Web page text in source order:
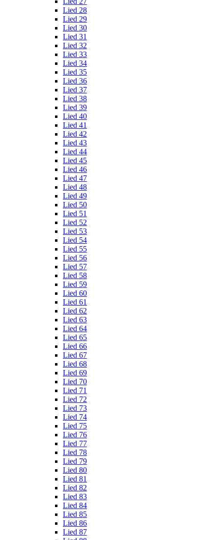
Lied 28
Lied 29
Lied 30
Lied 31
Lied 32
Lied 33
Lied 34
Lied 35
Lied 36
Lied 37
Lied 38
Lied 39
Lied 40
Lied 41
Lied 42
Lied 43
Lied 44
Lied 45
Lied 46
Lied 47
Lied 48
Lied 49
Lied 50
Lied 51
Lied 52
Lied 53
Lied 54
Lied 55
Lied 56
Lied 57
Lied 58
Lied 59
Lied 60
Lied 61
Lied 62
Lied 63
Lied 64
Lied 65
Lied 66
Lied 67
Lied 68
Lied 69
Lied 70
Lied 71
Lied 72
Lied 73
Lied 74
Lied 75
Lied 76
Lied 77
Lied 78
Lied 79
Lied 80
Lied 81
Lied 82
Lied 83
Lied 84
Lied 85
Lied 86
Lied 87